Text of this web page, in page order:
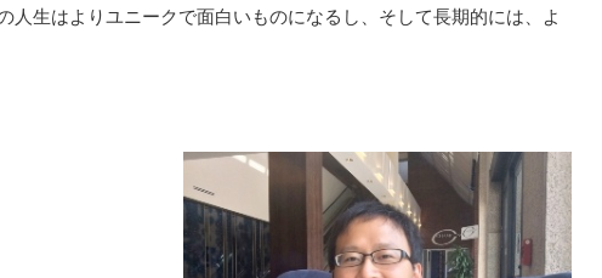
生はよりユニークで面白いものになるし、そして長期的には、よ